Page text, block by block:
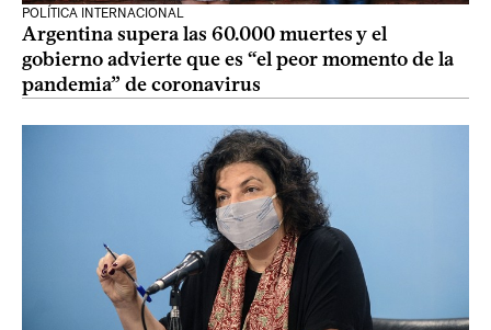
POLÍTICA INTERNACIONAL
Argentina supera las 60.000 muertes y el
gobierno advierte que es “el peor momento de la
pandemia” de coronavirus